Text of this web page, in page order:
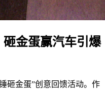
金蛋赢汽车引爆
砸金蛋”创意回馈活动。作